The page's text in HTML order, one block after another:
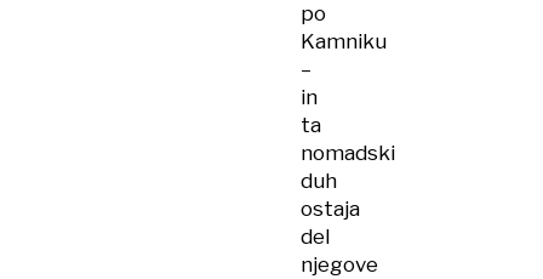
po
Kamniku
–
in
ta
nomadski
duh
ostaja
del
njegove